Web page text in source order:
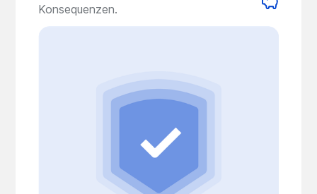
Konsequenzen.